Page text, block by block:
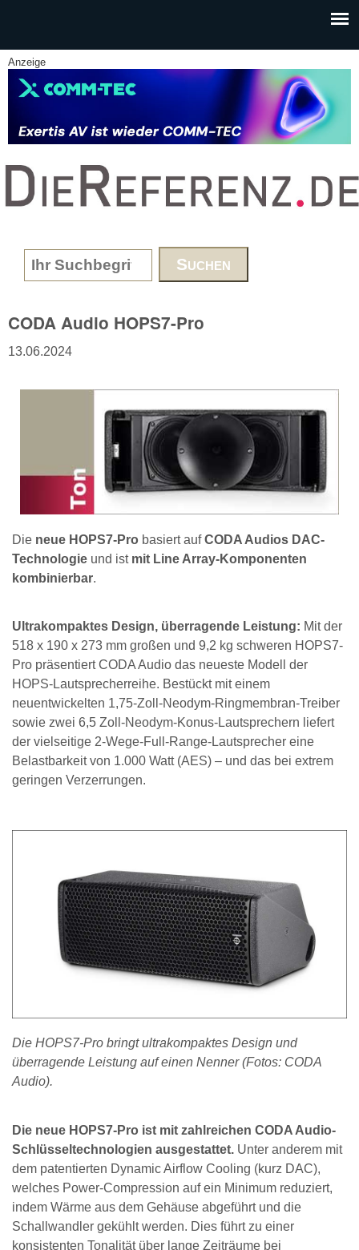
Anzeige
www.DieReferenz.de
Search form
CODA Audio HOPS7-Pro
13.06.2024
Die neue HOPS7-Pro basiert aufCODA Audios DAC-
Technologie und ist mit Line Array-Komponenten
kombinierbar.
Ultrakompaktes Design, überragende Leistung: Mit der
518 x 190 x 273 mm großen und 9,2 kg schweren HOPS7-
Pro präsentiert CODA Audio das neueste Modell der
HOPS-Lautsprecherreihe. Bestückt mit einem
neuentwickelten 1,75-Zoll-Neodym-Ringmembran-Treiber
sowie zwei 6,5 Zoll-Neodym-Konus-Lautsprechern liefert
der vielseitige 2-Wege-Full-Range-Lautsprecher eine
Belastbarkeit von 1.000 Watt (AES) – und das bei extrem
geringen Verzerrungen.
Die HOPS7-Pro bringt ultrakompaktes Design und
überragende Leistung auf einen Nenner (Fotos: CODA
Audio).
Die neue HOPS7-Pro ist mit zahlreichen CODA Audio-
Schlüsseltechnologien ausgestattet. Unter anderem mit
dem patentierten Dynamic Airflow Cooling (kurz DAC),
welches Power-Compression auf ein Minimum reduziert,
indem Wärme aus dem Gehäuse abgeführt und die
Schallwandler gekühlt werden. Dies führt zu einer
konsistenten Tonalität über lange Zeiträume bei